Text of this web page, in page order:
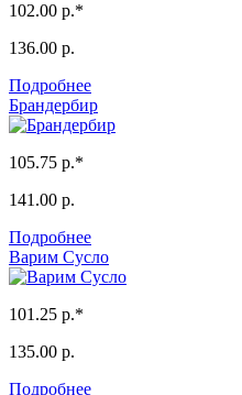
102.00 р.*
136.00 р.
Подробнее
Брандербир
105.75 р.*
141.00 р.
Подробнее
Варим Сусло
101.25 р.*
135.00 р.
Подробнее